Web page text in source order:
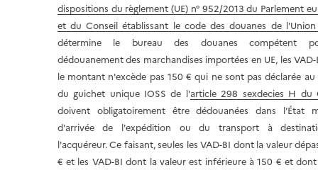
dispositions du règlement (UE) n° 952/2013 du Parlement
et du Conseil établissant le code des douanes de l'Union
détermine le bureau des douanes compétent
dédouanement des marchandises importées en UE, les
le montant n'excède pas 150 € qui ne sont pas déclarée
du guichet unique IOSS de l'article 298 sexdecies H du
doivent obligatoirement être dédouanées dans l’État
d'arrivée de l'expédition ou du transport à
l'acquéreur. Ce faisant, seules les VAD-BI dont la valeur
€ et les VAD-BI dont la valeur est inférieure à 150 € et